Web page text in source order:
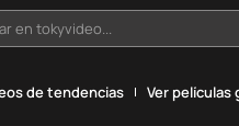
en tokyvideo...
de tendencias Ver películas